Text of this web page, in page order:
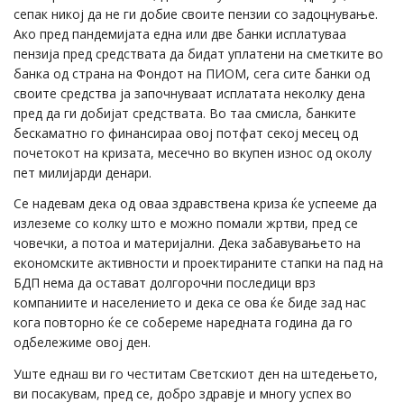
сепак никој да не ги добие своите пензии со задоцнување.
Ако пред пандемијата една или две банки исплатуваа
пензија пред средствата да бидат уплатени на сметките во
банка од страна на Фондот на ПИОМ, сега сите банки од
своите средства ја започнуваат исплатата неколку дена
пред да ги добијат средствата. Во таа смисла, банките
бескаматно го финансираа овој потфат секој месец од
почетокот на кризата, месечно во вкупен износ од околу
пет милијарди денари.
Се надевам дека од оваа здравствена криза ќе успееме да
излеземе со колку што е можно помали жртви, пред се
човечки, а потоа и материјални. Дека забавувањето на
економските активности и проектираните стапки на пад на
БДП нема да остават долгорочни последици врз
компаниите и населението и дека се ова ќе биде зад нас
кога повторно ќе се собереме наредната година да го
одбележиме овој ден.
Уште еднаш ви го честитам Светскиот ден на штедењето,
ви посакувам, пред се, добро здравје и многу успех во